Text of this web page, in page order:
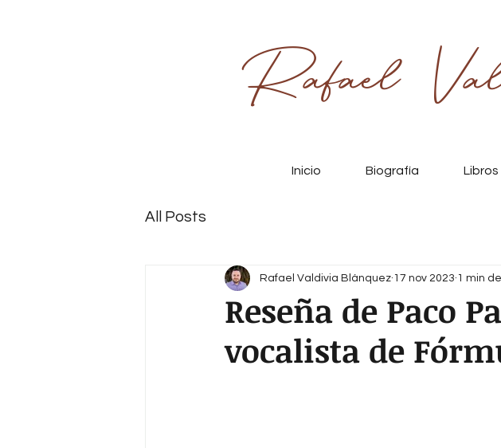
Rafael
Inicio Biografía Libros
All Posts
Reseña de Paco
vocalista de
Rafael Valdivia Blánquez 17 nov 2023 1 min